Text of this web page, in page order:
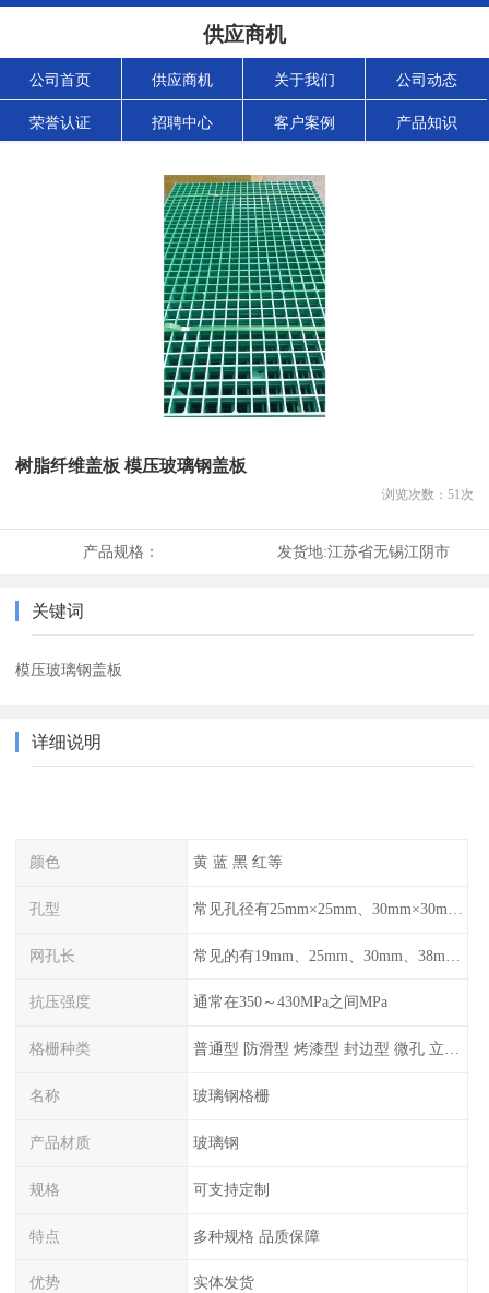
供应商机
公司首页 供应商机 关于我们 公司动态
荣誉认证 招聘中心 客户案例 产品知识
树脂纤维盖板 模压玻璃钢盖板
浏览次数： 51次
产品规格： 发货地:江苏省无锡江阴市
关键词
模压玻璃钢盖板
详细说明
颜色 黄 蓝 黑 红等
孔型
网孔长
抗压强度 通常在350～430MPa之间MPa
格栅种类 普通型 防滑型 ‌烤漆型 封边型 ‌微孔 立体 加砂覆面型 平面型
名称 玻璃钢格栅
产品材质 玻璃钢
规格 可支持定制
特点 多种规格 品质保障
优势 实体发货